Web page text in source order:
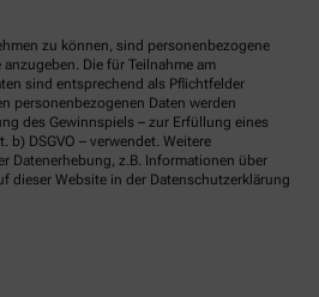
zu können, sind personenbezogene
Die für Teilnahme am
sind entsprechend als Pflichtfelder
personenbezogenen Daten werden
des Gewinnspiels – zur Erfüllung eines
b) DSGVO – verwendet. Weitere
Datenerhebung, z.B. Informationen über
dieser Website in der Datenschutzerklärung